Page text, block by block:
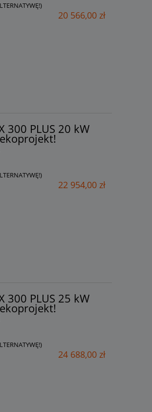
20 566,00 zł
300 PLUS 20 kW
22 954,00 zł
300 PLUS 25 kW
24 688,00 zł